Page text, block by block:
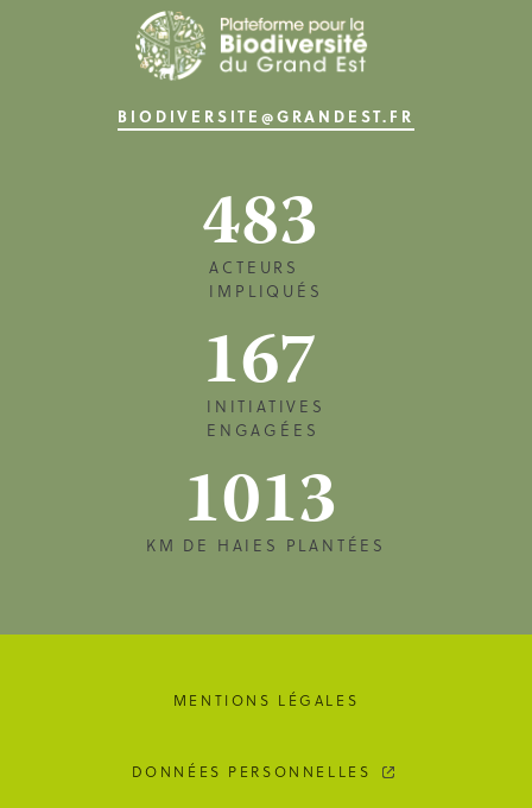
BIODIVERSITE@GRANDEST.FR
483
ACTEURS
IMPLIQUÉS
167
INITIATIVES
ENGAGÉES
1013
KM DE HAIES PLANTÉES
MENTIONS LÉGALES
DONNÉES PERSONNELLES